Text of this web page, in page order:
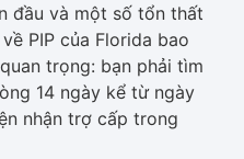
đầu và một số tổn thất
PIP của Florida bao
trọng: bạn phải tìm
14 ngày kể từ ngày
nhận trợ cấp trong